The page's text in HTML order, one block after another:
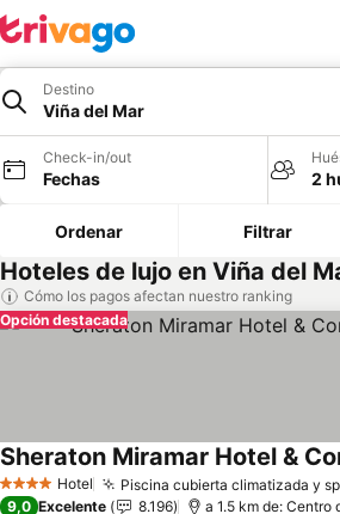
Destino
Viña del Mar
Check-in/out
Fechas 2
Ordenar Filtrar
Hoteles de lujo en Viña del
Cómo los pagos afectan nuestro ranking
Opción destacada
4 EstrellasHotel Piscina cubierta climatizada y
Sheraton Miramar Hotel &
9,0 Excelente 8.196 a 1.5 km de: Centro